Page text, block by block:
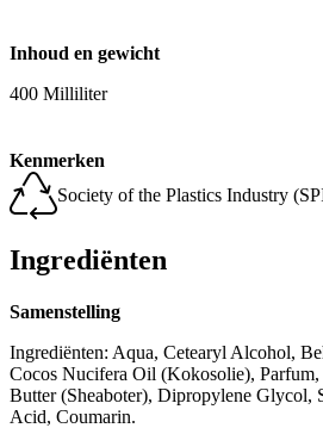
Inhoud en gewicht
400 Milliliter
Kenmerken
Society of the Plastics Industry
Ingrediënten
Samenstelling
Ingrediënten: Aqua, Cetearyl Alcohol,
Cocos Nucifera Oil (Kokosolie),
Butter (Sheaboter), Dipropylene Glycol,
Acid, Coumarin.